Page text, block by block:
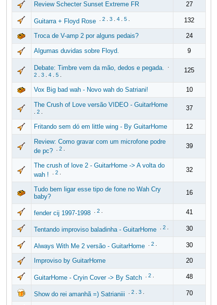
Review Schecter Sunset Extreme FR 27
Guitarra + Floyd Rose 2. 3. 4. 5. 132
Troca de V-amp 2 por alguns pedais? 24
Algumas duvidas sobre Floyd. 9
Debate: Timbre vem da mão, dedos e pegada.
2. 3. 4. 5.
125
Vox Big bad wah - Novo wah do Satriani! 10
The Crush of Love versão VIDEO - GuitarHome
2. 37
Fritando sem dó em little wing - By GuitarHome 12
Review: Como gravar com um microfone podre
de pc?
2. 39
The crush of love 2 - GuitarHome -> A volta do
wah !
2. 32
Tudo bem ligar esse tipo de fone no Wah Cry
baby?
16
fender cij 1997-1998 2. 41
Tentando improviso baladinha - GuitarHome 2. 30
Always With Me 2 versão - GuitarHome 2. 30
Improviso by GuitarHome 20
GuitarHome - Cryin Cover -> By Satch 2. 48
Show do rei amanhã =) Satrianiii 2. 3. 70